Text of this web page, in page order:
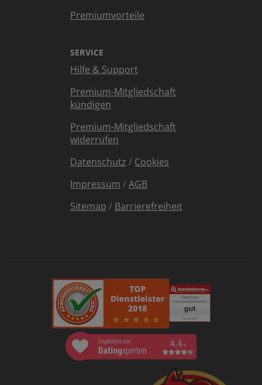
Premiumvorteile
SERVICE
Hilfe & Support
Premium-Mitgliedschaft
kündigen
Premium-Mitgliedschaft
widerrufen
Datenschutz / Cookies
Impressum /AGB
Sitemap / Barrierefreiheit